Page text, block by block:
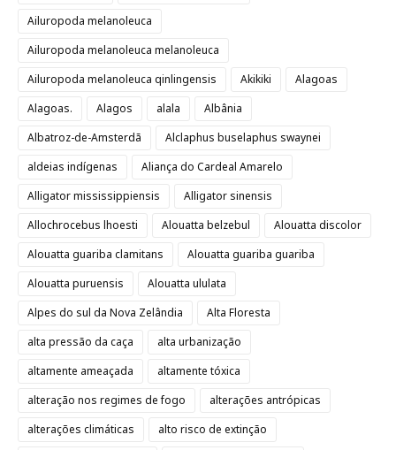
Ailuropoda melanoleuca
Ailuropoda melanoleuca melanoleuca
Ailuropoda melanoleuca qinlingensis
Akikiki
Alagoas
Alagoas.
Alagos alala
Albânia
Albatroz-de-Amsterdã
Alclaphus buselaphus swaynei
aldeias indígenas
Aliança do Cardeal Amarelo
Alligator mississippiensis
Alligator sinensis
Allochrocebus lhoesti
Alouatta belzebul
Alouatta discolor
Alouatta guariba clamitans
Alouatta guariba guariba
Alouatta puruensis
Alouatta ululata
Alpes do sul da Nova Zelândia
Alta Floresta
alta pressão da caça
alta urbanização
altamente ameaçada
altamente tóxica
alteração nos regimes de fogo
alterações antrópicas
alterações climáticas
alto risco de extinção